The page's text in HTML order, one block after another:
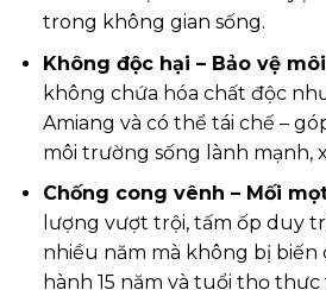
trong không gian sống.
Không độc hại – Bảo vệ
không chứa hóa chất độc
Amiang và có thể tái chế –
môi trường sống lành mạnh,
Chống cong vênh – Mối
lượng vượt trội, tấm ốp duy
nhiều năm mà không bị biến
hành 15 năm và tuổi thọ